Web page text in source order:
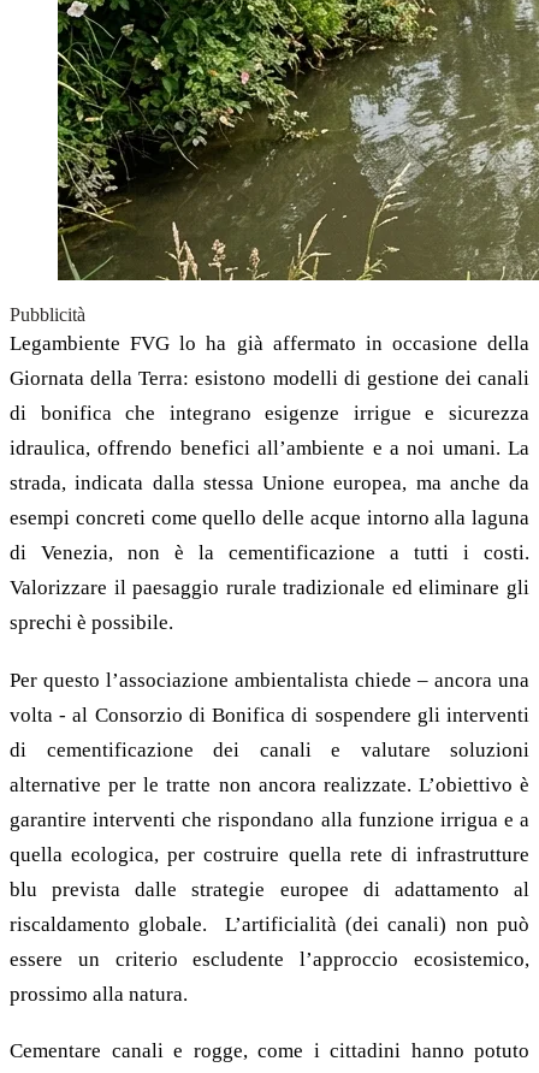
Pubblicità
Legambiente FVG lo ha già affermato in occasione della
Giornata della Terra: esistono modelli di gestione dei canali
di bonifica che integrano esigenze irrigue e sicurezza
idraulica, offrendo benefici all’ambiente e a noi umani. La
strada, indicata dalla stessa Unione europea, ma anche da
esempi concreti come quello delle acque intorno alla laguna
di Venezia, non è la cementificazione a tutti i costi.
Valorizzare il paesaggio rurale tradizionale ed eliminare gli
sprechi è possibile.
Per questo l’associazione ambientalista chiede – ancora una
volta - al Consorzio di Bonifica di sospendere gli interventi
di cementificazione dei canali e valutare soluzioni
alternative per le tratte non ancora realizzate. L’obiettivo è
garantire interventi che rispondano alla funzione irrigua e a
quella ecologica, per costruire quella rete di infrastrutture
blu prevista dalle strategie europee di adattamento al
riscaldamento globale. L’artificialità (dei canali) non può
essere un criterio escludente l’approccio ecosistemico,
prossimo alla natura.
Cementare canali e rogge, come i cittadini hanno potuto